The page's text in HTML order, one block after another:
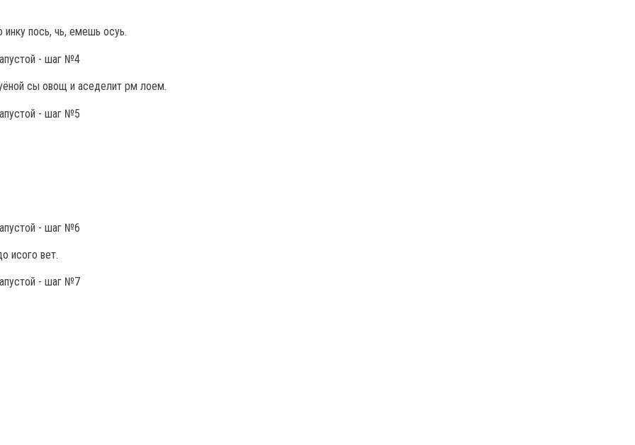
инку пось, чь, емешь осуь.
сы овощ и аседелит рм лоем.
исого вет.